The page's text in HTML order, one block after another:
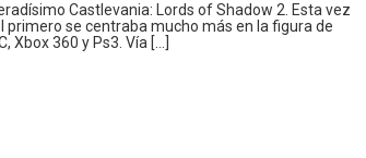
Castlevania: Lords of Shadow 2. Esta vez
se centraba mucho más en la figura de
Xbox 360 y Ps3. Vía […]